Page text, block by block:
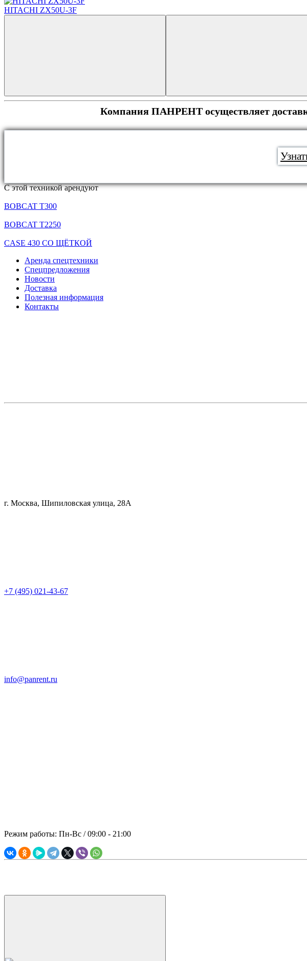
HITACHI ZX50U-3F
Компания ПАНРЕНТ осуществляет
С этой техникой арендуют
BOBCAT T300
BOBCAT T2250
CASE 430 СО ЩЁТКОЙ
Аренда спецтехники
Спецпредложения
Новости
Доставка
Полезная информация
Контакты
г. Москва, Шипиловская улица, 28А
+7 (495) 021-43-67
info@panrent.ru
Режим работы: Пн-Вс / 09:00 - 21:00